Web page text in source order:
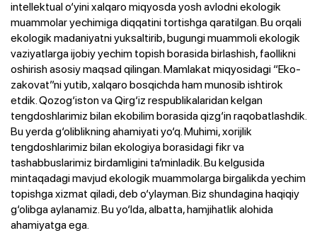
intellektual o‘yini xalqaro miqyosda yosh avlodni ekologik
muammolar yechimiga diqqatini tortishga qaratilgan. Bu orqali
ekologik madaniyatni yuksaltirib, bugungi muammoli ekologik
vaziyatlarga ijobiy yechim topish borasida birlashish, faollikni
oshirish asosiy maqsad qilingan. Mamlakat miqyosidagi “Eko-
zakovat”ni yutib, xalqaro bosqichda ham munosib ishtirok
etdik. Qozog‘iston va Qirg‘iz respublikalaridan kelgan
tengdoshlarimiz bilan ekobilim borasida qizg‘in raqobatlashdik.
Bu yerda g‘oliblikning ahamiyati yo‘q. Muhimi, xorijlik
tengdoshlarimiz bilan ekologiya borasidagi fikr va
tashabbuslarimiz birdamligini ta’minladik. Bu kelgusida
mintaqadagi mavjud ekologik muammolarga birgalikda yechim
topishga xizmat qiladi, deb o‘ylayman. Biz shundagina haqiqiy
g‘olibga aylanamiz. Bu yo‘lda, albatta, hamjihatlik alohida
ahamiyatga ega.